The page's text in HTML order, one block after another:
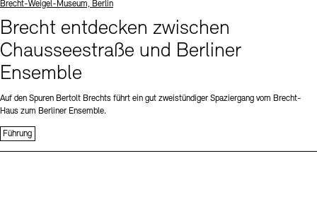
Standort
Brecht-Weigel-Museum, Berlin
Brecht entdecken zwischen
Chausseestraße und Berliner
Ensemble
Auf den Spuren Bertolt Brechts führt ein gut zweistündiger Spaziergang vom Brecht-
Haus zum Berliner Ensemble.
Führung